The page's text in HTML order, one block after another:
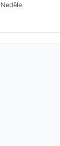
Neděle